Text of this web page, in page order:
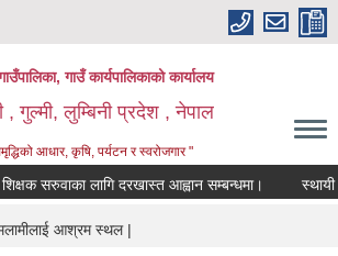
गाउँ कार्यपालिकाको कार्यालय
, गुल्मी, लुम्बिनी प्रदेश , नेपाल
आधार, कृषि, पर्यटन र स्वरोजगार "
सरुवाका लागि दरखास्त आह्वान सम्बन्धमा। स्थायी
आश्रम स्थल |